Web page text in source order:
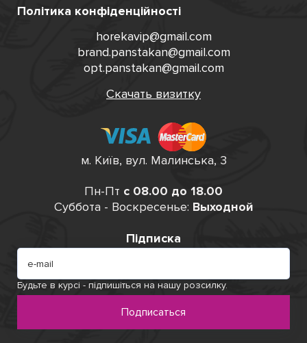
Пн-Пт с 08.00 до 18.00
Суббота - Воскресенье: Выходной
Підписка
Будьте в курсі - підпишіться на нашу розсилку.
Подписаться
Політика конфіденційності
horekavip@gmail.com
brand.panstakan@gmail.com
opt.panstakan@gmail.com
Скачать визитку
м. Київ, вул. Малинська, 3